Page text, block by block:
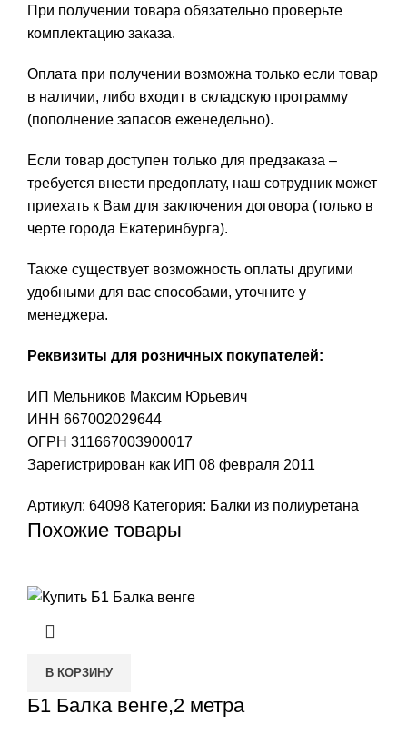
При получении товара обязательно проверьте
комплектацию заказа.
Оплата при получении возможна только если товар
в наличии, либо входит в складскую программу
(пополнение запасов еженедельно).
Если товар доступен только для предзаказа –
требуется внести предоплату, наш сотрудник может
приехать к Вам для заключения договора (только в
черте города Екатеринбурга).
Также существует возможность оплаты другими
удобными для вас способами, уточните у
менеджера.
Реквизиты для розничных покупателей:
ИП Мельников Максим Юрьевич
ИНН 667002029644
ОГРН 311667003900017
Зарегистрирован как ИП 08 февраля 2011
Артикул: 64098 Категория: Балки из полиуретана
Похожие товары
В КОРЗИНУ
Б1 Балка венге,2 метра